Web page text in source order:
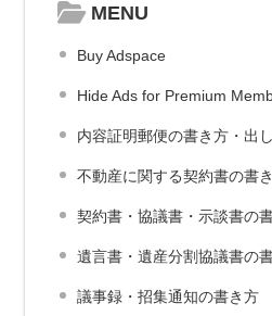
MENU
Buy Adspace
Hide Ads for Premium
内容証明郵便の書き方・出
不動産に関する契約書の書
契約書・協議書・示談書の
遺言書・遺産分割協議書の
議事録・招集通知の書き方